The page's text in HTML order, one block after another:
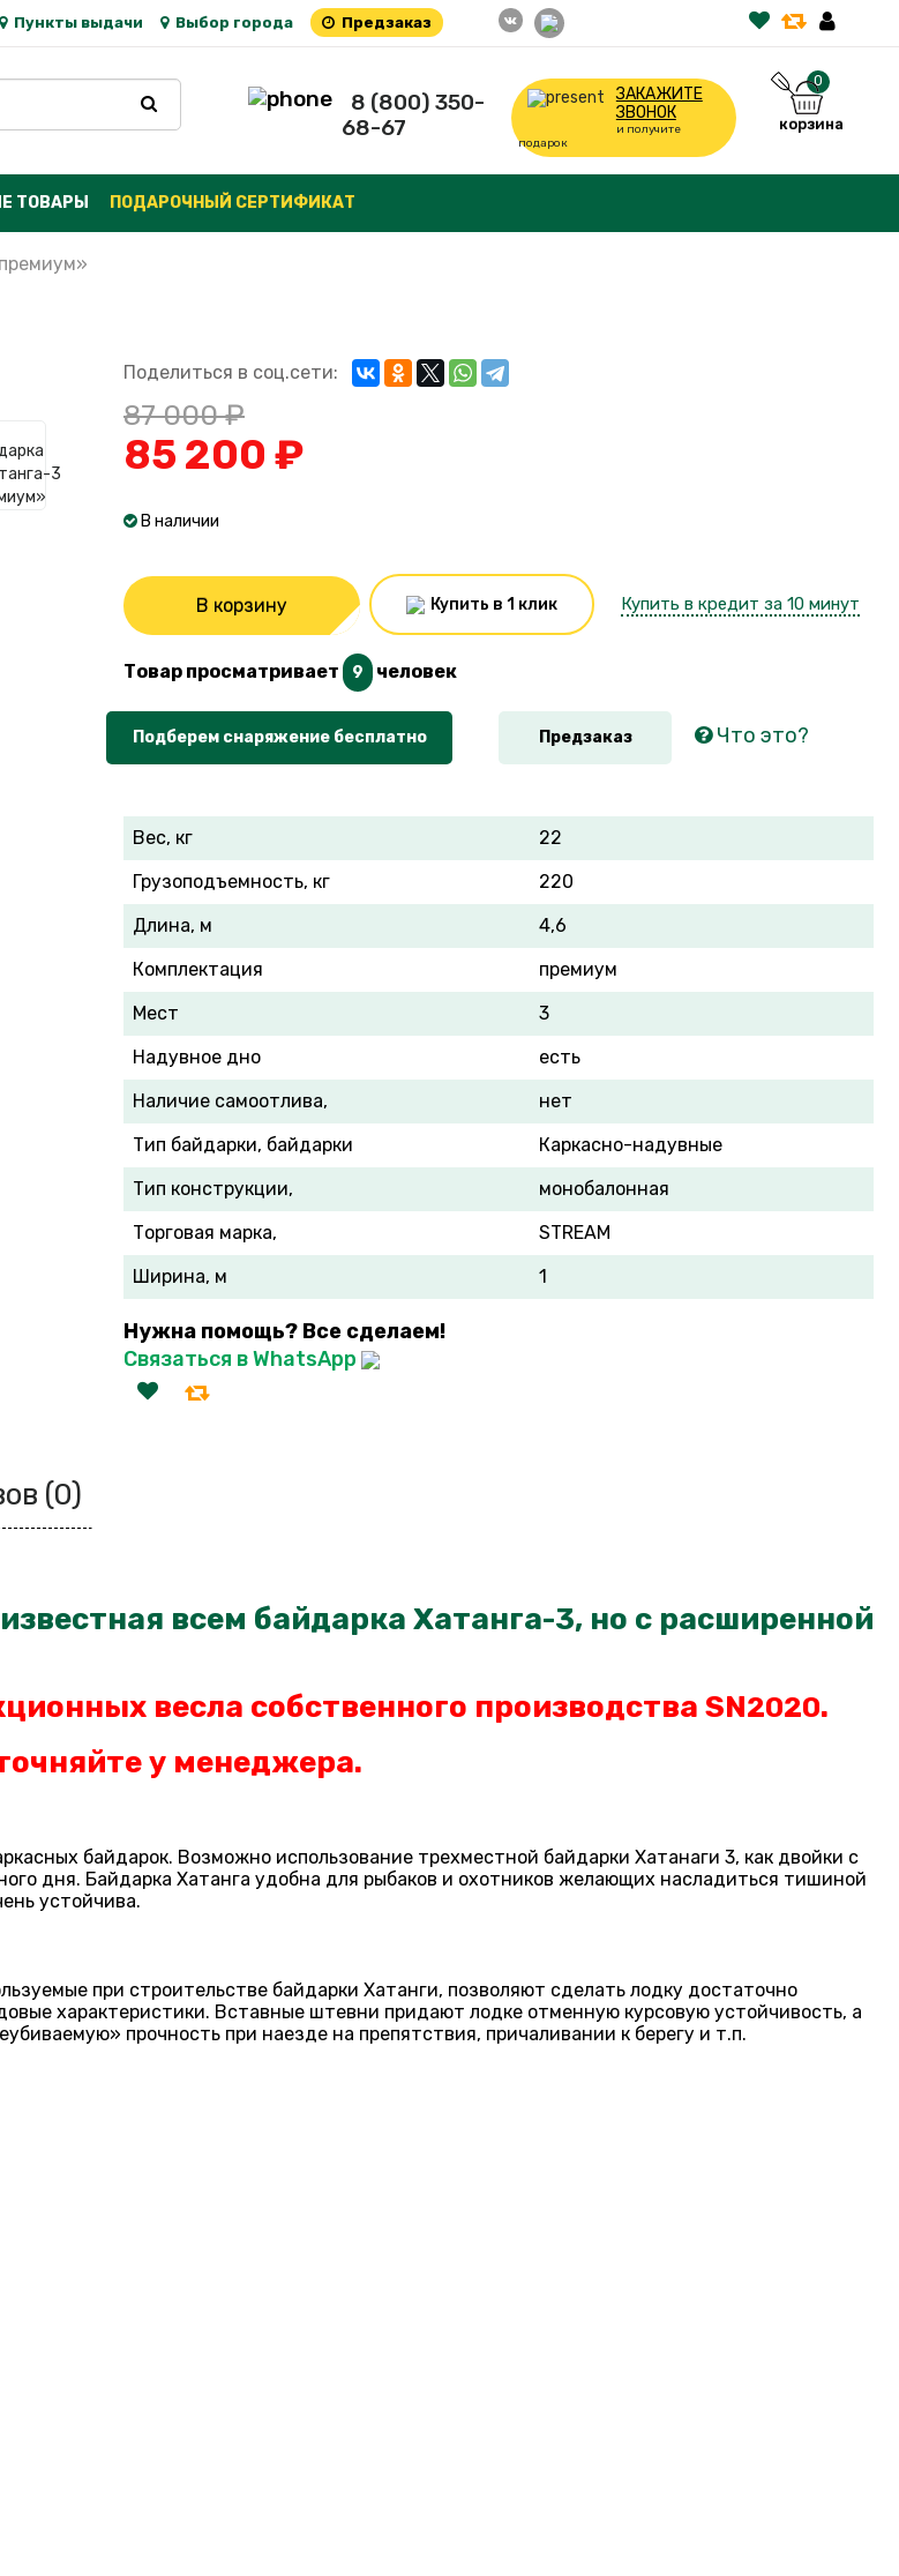
Пункты выдачи Выбор города Предзаказ
8 (800) 350-
68-67
ЗАКАЖИТЕ
ЗВОНОК
и получите
подарок
0
корзина
ТОВАРЫ ПОДАРОЧНЫЙ СЕРТИФИКАТ
Поделиться в соц.сети:
87 000 ₽
85 200 ₽
В наличии
В корзину Купить в 1 клик Купить в кредит за 10 минут
Товар просматривает 9 человек
Подберем снаряжение бесплатно Предзаказ Что это?
Вес, кг
22
Грузоподъемность, кг
220
Длина, м
4,6
Комплектация
премиум
Мест
3
Надувное дно
есть
Наличие самоотлива,
нет
Тип байдарки, байдарки
Каркасно-надувные
Тип конструкции,
монобалонная
Торговая марка,
STREAM
Ширина, м
1
Нужна помощь? Все сделаем!
Связаться в WhatsApp
(0)
всем байдарка Хатанга-3, но с расширенной
весла собственного производства SN2020.
у менеджера.
байдарок. Возможно использование трехместной байдарки Хатанаги 3, как двойки с
дня. Байдарка Хатанга удобна для рыбаков и охотников желающих насладиться тишиной
устойчива.
при строительстве байдарки Хатанги, позволяют сделать лодку достаточно
характеристики. Вставные штевни придают лодке отменную курсовую устойчивость, а
прочность при наезде на препятствия, причаливании к берегу и т.п.